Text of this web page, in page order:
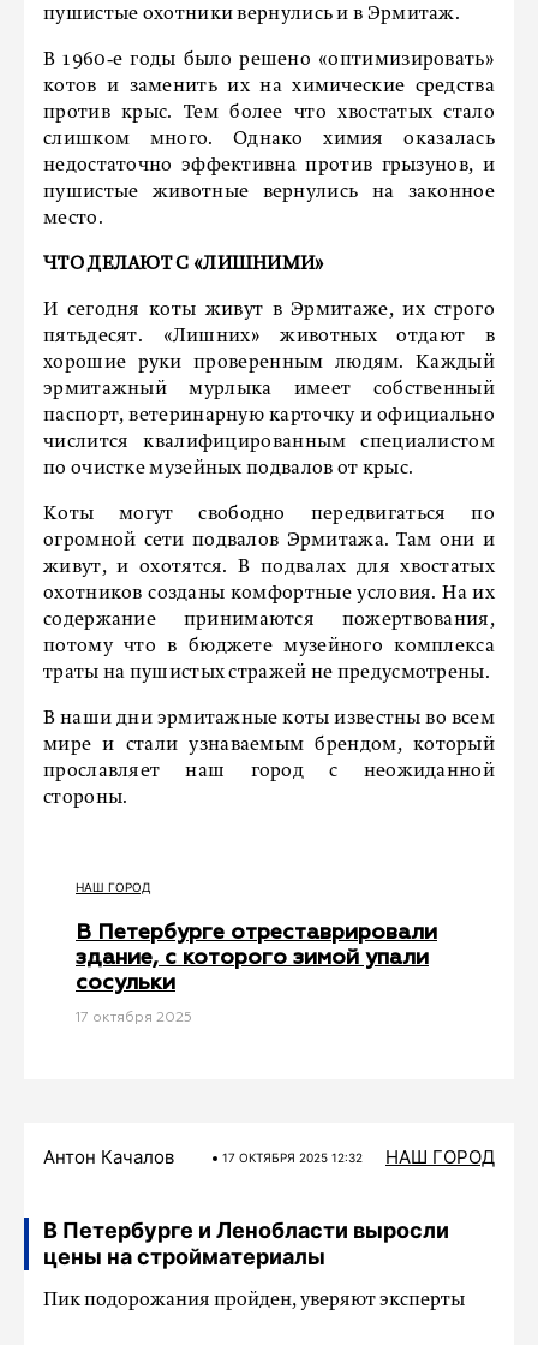
пушистые охотники вернулись и в Эрмитаж.
В 1960‑е годы было решено «оптимизировать»
котов и заменить их на химические средства
против крыс. Тем более что хвостатых стало
слишком много. Однако химия оказалась
недостаточно эффективна против грызунов, и
пушистые животные вернулись на законное
место.
ЧТО ДЕЛАЮТ С «ЛИШНИМИ»
И сегодня коты живут в Эрмитаже, их строго
пятьдесят. «Лишних» животных отдают в
хорошие руки проверенным людям. Каждый
эрмитажный мурлыка имеет собственный
паспорт, ветеринарную карточку и официально
числится квалифицированным специалистом
по очистке музейных подвалов от крыс.
Коты могут свободно передвигаться по
огромной сети подвалов Эрмитажа. Там они и
живут, и охотятся. В подвалах для хвостатых
охотников созданы комфортные условия. На их
содержание принимаются пожертвования,
потому что в бюджете музейного комплекса
траты на пушистых стражей не предусмотрены.
В наши дни эрмитажные коты известны во всем
мире и стали узнаваемым брендом, который
прославляет наш город с неожиданной
стороны.
НАШ ГОРОД
В Петербурге отреставрировали
здание, с которого зимой упали
сосульки
17 октября 2025
Антон Качалов 17 ОКТЯБРЯ 2025 12:32 НАШ ГОРОД
В Петербурге и Ленобласти выросли
цены на стройматериалы
Пик подорожания пройден, уверяют эксперты